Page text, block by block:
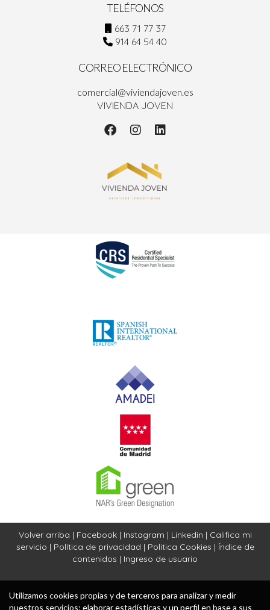
TELÉFONOS
663 71 77 37
914 64 54 40
CORREO ELECTRÓNICO
comercial@viviendajoven.es
VIVIENDA JOVEN
Volver arriba | Facebook| Instagram | Linkedin | Califica mi
servicio | Política de privacidad | Politica Cookies | Índice de
contenidos | Ingreso de usuario
Utilizamos cookies propias y de terceros para analizar y medir
nuestros servicios; elaborar estadísticas y un perfil en base a sus